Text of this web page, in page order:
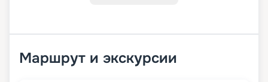
Маршрут и экскурсии